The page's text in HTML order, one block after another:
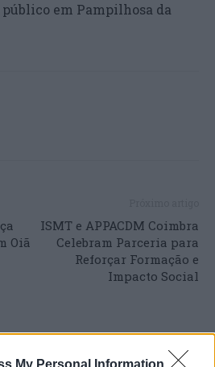
My Personal Information
em Pampilhosa da
Oiã
ISMT e APPACDM Coimbra
Celebram Parceria para
Reforçar Formação e
Impacto Social
MAIS DO AUTOR